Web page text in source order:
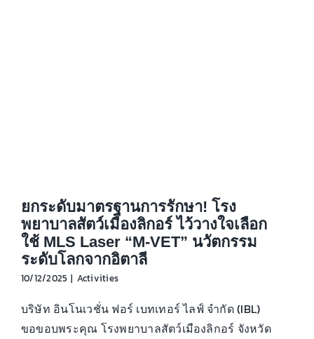
ยกระดับมาตรฐานการรักษา! โรง
พยาบาลสัตว์เมืองลิกอร์ ไว้วางใจเลือก
ใช้ MLS Laser “M-VET” นวัตกรรม
ระดับโลกจากอิตาลี
10/12/2025 | Activities
บริษัท อินโนเวชั่น ฟอร์ เบทเทอร์ ไลฟ์ จำกัด (IBL)
ขอขอบพระคุณ โรงพยาบาลสัตว์เมืองลิกอร์ จังหวัด